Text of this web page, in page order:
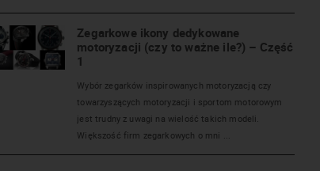
Zegarkowe ikony dedykowane
motoryzacji (czy to ważne ile?) – Część
1
Wybór zegarków inspirowanych motoryzacją czy
towarzyszących motoryzacji i sportom motorowym
jest trudny z uwagi na wielość takich modeli.
Większość firm zegarkowych o mni ...